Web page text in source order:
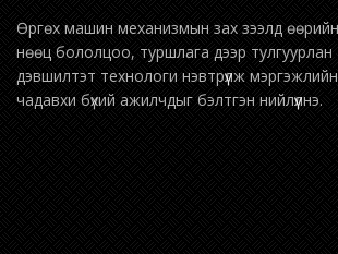
Өргөх машин механизмын зах зээлд өөрийн
нөөц бололцоо, туршлага дээр тулгуурлан
дэвшилтэт технологи нэвтрүүлж мэргэжлийн
чадавхи бүхий ажилчдыг бэлтгэн нийлүүлнэ.